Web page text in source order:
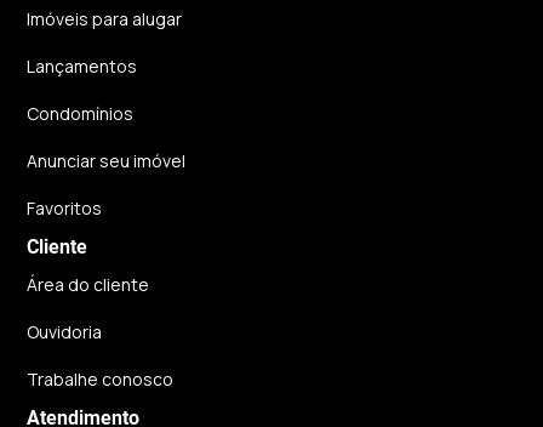
Imóveis para alugar
Lançamentos
Condomínios
Anunciar seu imóvel
Favoritos
Cliente
Área do cliente
Ouvidoria
Trabalhe conosco
Atendimento